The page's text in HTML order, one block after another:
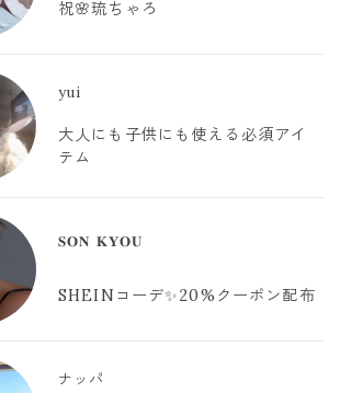
祝🌸琉ちゃろ
yui
大人にも子供にも使える必須アイ
テム
𝐒𝐎𝐍 𝐊𝐘𝐎𝐔
SHEINコーデ✨20%クーポン配布
ナッパ